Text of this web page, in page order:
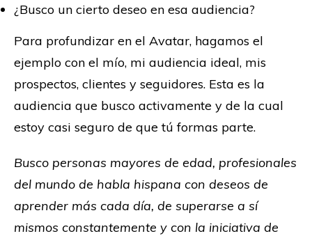
¿Busco un cierto deseo en esa audiencia?
Para profundizar en el Avatar, hagamos el
ejemplo con el mío, mi audiencia ideal, mis
prospectos, clientes y seguidores. Esta es la
audiencia que busco activamente y de la cual
estoy casi seguro de que tú formas parte.
Busco personas mayores de edad, profesionales
del mundo de habla hispana con deseos de
aprender más cada día, de superarse a sí
mismos constantemente y con la iniciativa de